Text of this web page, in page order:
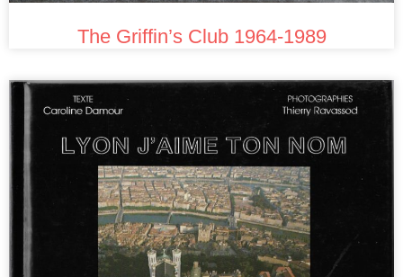
The Griffin’s Club 1964-1989